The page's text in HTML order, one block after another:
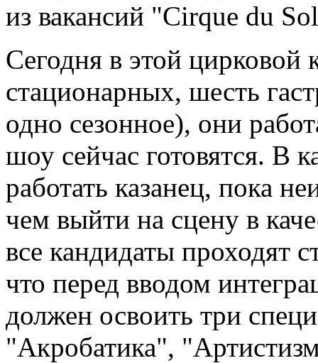
из вакансий "Cirque du
Сегодня в этой
стационарных, шесть
одно сезонное), они
шоу сейчас готовятся. В
работать казанец, пока
чем выйти на сцену в
все кандидаты проходят
что перед вводом
должен освоить три
"Акробатика",